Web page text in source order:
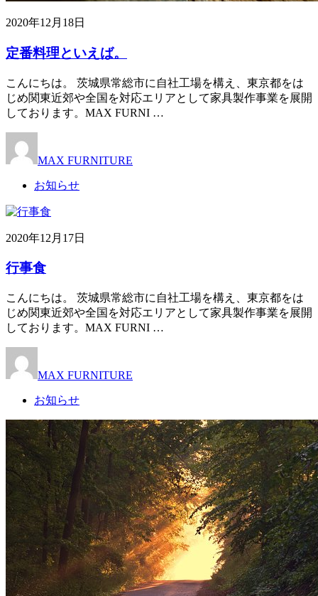
2020年12月18日
定番料理といえば。
こんにちは。 茨城県常総市に自社工場を構え、東京都をは
じめ関東近郊や全国を対応エリアとして家具製作事業を展開
しております。MAX FURNI …
MAX FURNITURE
お知らせ
2020年12月17日
行事食
こんにちは。 茨城県常総市に自社工場を構え、東京都をは
じめ関東近郊や全国を対応エリアとして家具製作事業を展開
しております。MAX FURNI …
MAX FURNITURE
お知らせ